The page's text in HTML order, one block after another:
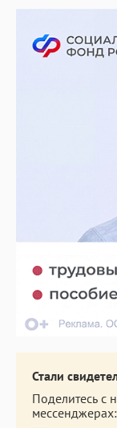
Стали
Поделитесь с
мессенджерах: